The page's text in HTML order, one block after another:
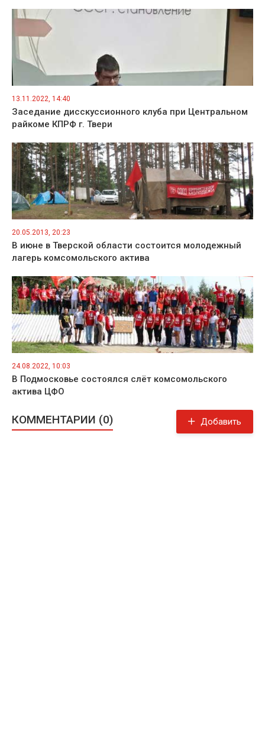
13.11.2022, 14:40
Заседание дисскуссионного клуба при Центральном
райкоме КПРФ г. Твери
20.05.2013, 20:23
В июне в Тверской области состоится молодежный
лагерь комсомольского актива
24.08.2022, 10:03
В Подмосковье состоялся слёт комсомольского
актива ЦФО
КОММЕНТАРИИ (0) Добавить